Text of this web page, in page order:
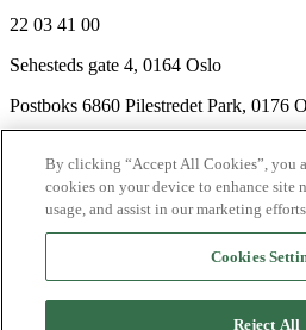
22 03 41 00
Sehesteds gate 4, 0164 Oslo
Postboks 6860 Pilestredet Park, 0176
Nyhetsbrev
Ledige stillinger
Send inn manus
By clicking “Accept All Cookies”, you
cookies on your device to enhance site
usage, and assist in our marketing
Cookies
Reject All